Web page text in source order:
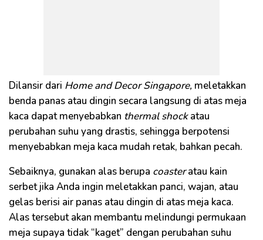
Dilansir dari Home and Decor Singapore, meletakkan
benda panas atau dingin secara langsung di atas meja
kaca dapat menyebabkan thermal shockatau
perubahan suhu yang drastis, sehingga berpotensi
menyebabkan meja kaca mudah retak, bahkan pecah.
Sebaiknya, gunakan alas berupa coasteratau kain
serbet jika Anda ingin meletakkan panci, wajan, atau
gelas berisi air panas atau dingin di atas meja kaca.
Alas tersebut akan membantu melindungi permukaan
meja supaya tidak “kaget” dengan perubahan suhu